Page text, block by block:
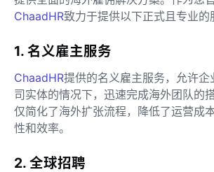
ChaadHR致力于提供以下正式且专业的
1. 名义雇主服务
ChaadHR提供的名义雇主服务，允许企
司实体的情况下，迅速完成海外团队的
仅简化了海外扩张流程，降低了运营成
性和效率。
2. 全球招聘